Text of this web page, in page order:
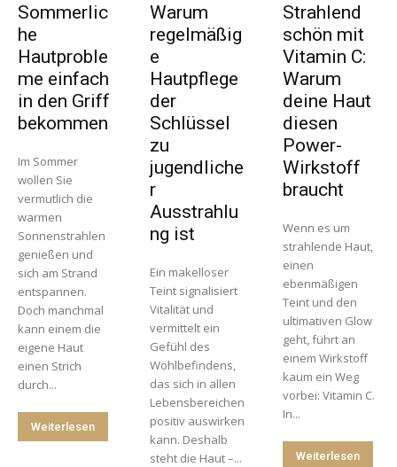
Sommerlic
he
Hautproble
me einfach
in den Griff
bekommen
Im Sommer
wollen Sie
vermutlich die
warmen
Sonnenstrahlen
genießen und
sich am Strand
entspannen.
Doch manchmal
kann einem die
eigene Haut
einen Strich
durch...
Weiterlesen
Warum
regelmäßig
e
Hautpflege
der
Schlüssel
zu
jugendliche
r
Ausstrahlu
ng ist
Ein makelloser
Teint signalisiert
Vitalität und
vermittelt ein
Gefühl des
Wohlbefindens,
das sich in allen
Lebensbereichen
positiv auswirken
kann. Deshalb
steht die Haut –...
Strahlend
schön mit
Vitamin C:
Warum
deine Haut
diesen
Power-
Wirkstoff
braucht
Wenn es um
strahlende Haut,
einen
ebenmäßigen
Teint und den
ultimativen Glow
geht, führt an
einem Wirkstoff
kaum ein Weg
vorbei: Vitamin C.
In...
Weiterlesen